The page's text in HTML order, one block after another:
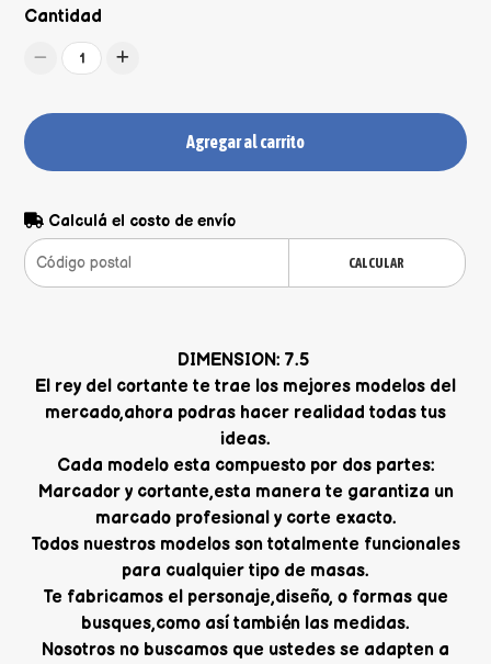
Cantidad
1
Agregar al carrito
Calculá el costo de envío
CALCULAR
DIMENSION: 7.5
El rey del cortante te trae los mejores modelos del
mercado,ahora podras hacer realidad todas tus
ideas.
Cada modelo esta compuesto por dos partes:
Marcador y cortante,esta manera te garantiza un
marcado profesional y corte exacto.
Todos nuestros modelos son totalmente funcionales
para cualquier tipo de masas.
Te fabricamos el personaje,diseño, o formas que
busques,como así también las medidas.
Nosotros no buscamos que ustedes se adapten a